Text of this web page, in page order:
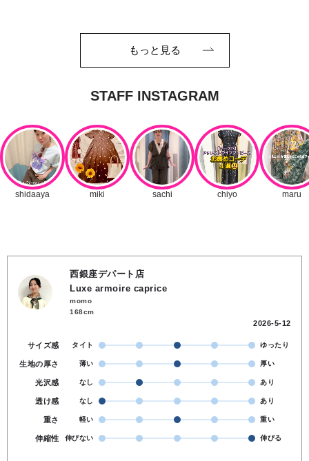
もっと見る
西銀座デパート店
Luxe armoire caprice
momo
168cm
2026-5-12
サイズ感 タイト ゆったり
生地の厚さ 薄い 厚い
光沢感 なし あり
透け感 なし あり
重さ 軽い 重い
伸縮性 伸びない 伸びる